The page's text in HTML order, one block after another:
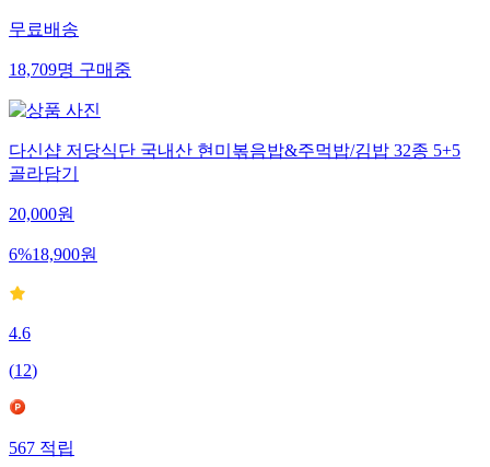
무료배송
18,709명 구매중
다신샵 저당식단 국내산 현미볶음밥&주먹밥/김밥 32종 5+5
골라담기
20,000원
6%18,900원
4.6
(12)
567 적립